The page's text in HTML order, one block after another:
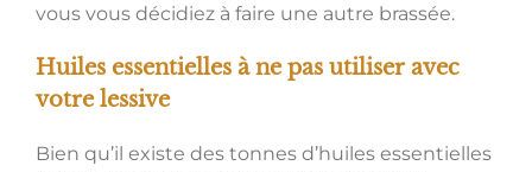
vous vous décidiez à faire une autre brassée.
Huiles essentielles à ne pas utiliser avec
votre lessive
Bien qu’il existe des tonnes d’huiles essentielles